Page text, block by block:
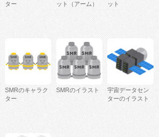
ター
ット（アーム）
ット
SMRのキャラク
ター
SMRのイラスト
宇宙データセン
ターのイラスト